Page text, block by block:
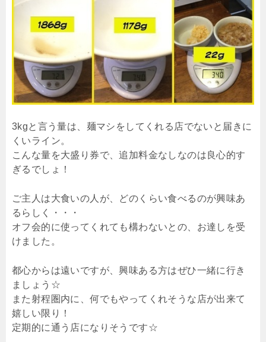
3kgと言う量は、麺マシをしてくれる店でないと届きに
くいライン。
こんな量を大盛り券で、追加料金なしなのは良心的す
ぎるでしょ！
ご主人は大食いの人が、どのくらい食べるのが興味あ
るらしく・・・
オフ会的に使ってくれても構わないとの、お達しを受
けました。
都心からは遠いですが、興味ある方はぜひ一緒に行き
ましょう☆
また射程圏内に、何でもやってくれそうな店が出来て
嬉しい限り！
定期的に通う店になりそうです☆